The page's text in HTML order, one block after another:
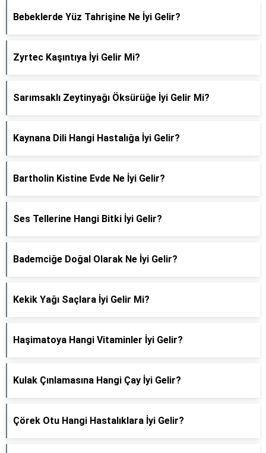
Bebeklerde Yüz Tahrişine Ne İyi Gelir?
Zyrtec Kaşıntıya İyi Gelir Mi?
Sarımsaklı Zeytinyağı Öksürüğe İyi Gelir Mi?
Kaynana Dili Hangi Hastalığa İyi Gelir?
Bartholin Kistine Evde Ne İyi Gelir?
Ses Tellerine Hangi Bitki İyi Gelir?
Bademciğe Doğal Olarak Ne İyi Gelir?
Kekik Yağı Saçlara İyi Gelir Mi?
Haşimatoya Hangi Vitaminler İyi Gelir?
Kulak Çınlamasına Hangi Çay İyi Gelir?
Çörek Otu Hangi Hastalıklara İyi Gelir?